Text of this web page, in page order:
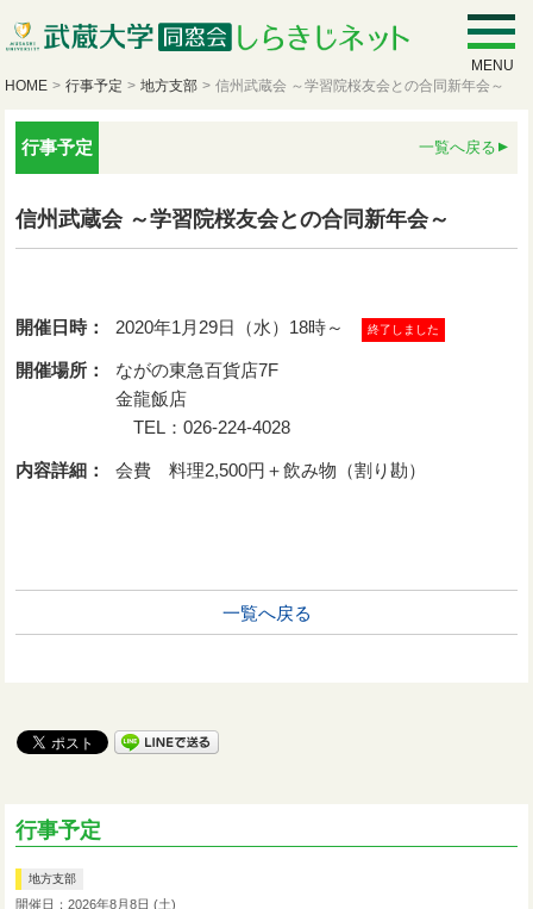
MENU
HOME > 行事予定 > 地方支部 > 信州武蔵会 ～学習院桜友会との合同新年会～
行事予定 一覧へ戻る
信州武蔵会 ～学習院桜友会との合同新年会～
開催日時： 2020年1月29日（水）18時～ 終了しました
開催場所：
ながの東急百貨店7F
金龍飯店
TEL：026-224-4028
内容詳細： 会費 料理2,500円＋飲み物（割り勘）
一覧へ戻る
行事予定
地方支部
開催日：2026年8月8日 (土)